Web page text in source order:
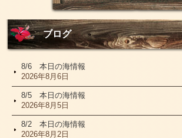
ブログ
8/6 本日の海情報
2026年8月6日
8/5 本日の海情報
2026年8月5日
8/2 本日の海情報
2026年8月2日